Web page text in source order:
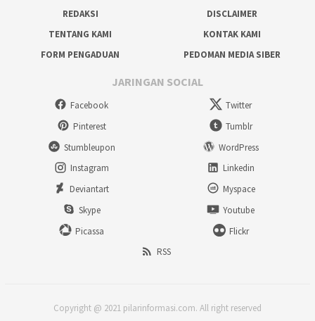
REDAKSI
DISCLAIMER
TENTANG KAMI
KONTAK KAMI
FORM PENGADUAN
PEDOMAN MEDIA SIBER
JARINGAN SOCIAL
Facebook
Twitter
Pinterest
Tumblr
Stumbleupon
WordPress
Instagram
Linkedin
Deviantart
Myspace
Skype
Youtube
Picassa
Flickr
RSS
Copyright @ 2021 pilarinformasi.com. All right reserved